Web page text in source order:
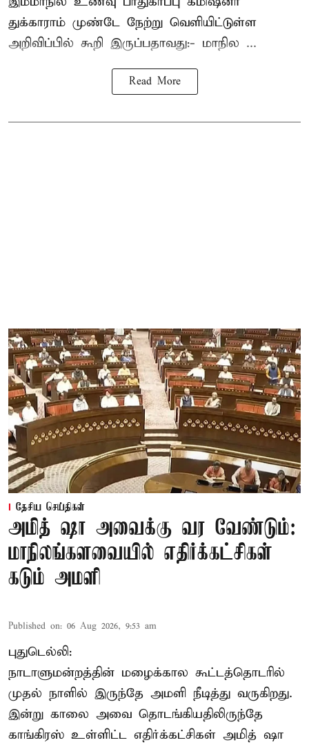
துக்காராம் முண்டே நேற்று வெளியிட்டுள்ள
அறிவிப்பில் கூறி இருப்பதாவது:- மாநில ...
Read More
தேசிய செய்திகள்
அமித் ஷா அவைக்கு வர வேண்டும்:
மாநிலங்களவையில் எதிர்க்கட்சிகள்
கடும் அமளி
Published on: 06 Aug 2026, 9:53 am
புதுடெல்லி:
நாடாளுமன்றத்தின் மழைக்கால கூட்டத்தொடரில்
முதல் நாளில் இருந்தே அமளி நீடித்து வருகிறது.
இன்று காலை அவை தொடங்கியதிலிருந்தே
காங்கிரஸ் உள்ளிட்ட எதிர்க்கட்சிகள் அமித் ஷா